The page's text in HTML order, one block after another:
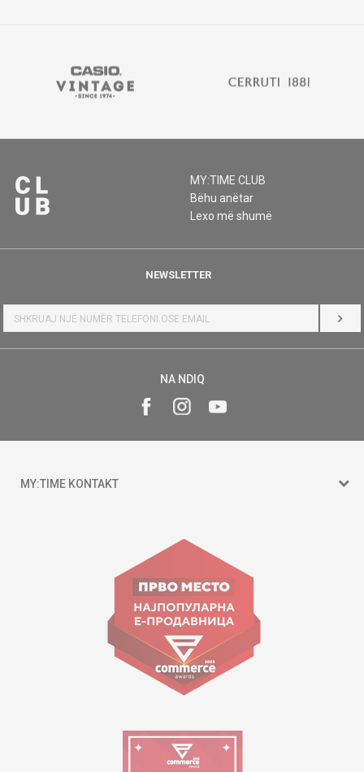
MY:TIME CLUB
Bëhu anëtar
Lexo më shumë
NEWSLETTER
HYR
NA NDIQ
MY:TIME KONTAKT
Goce Nikolovski 74 Shkup
contact@mytime.mk
Orari i punës:
09:00 - 17:00